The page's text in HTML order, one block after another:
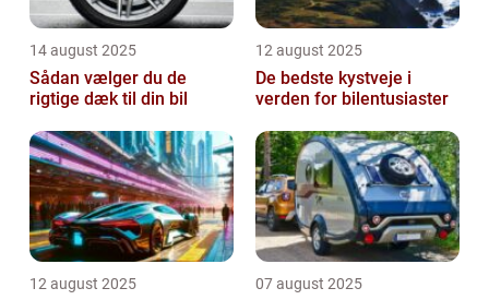
14 august 2025
Sådan vælger du de
rigtige dæk til din bil
12 august 2025
De bedste kystveje i
verden for bilentusiaster
12 august 2025 07 august 2025